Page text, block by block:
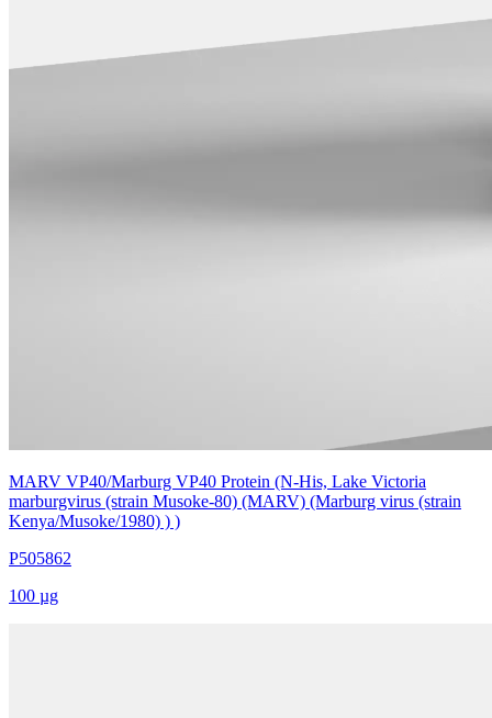
MARV VP40/Marburg VP40 Protein (N-His, Lake Victoria
marburgvirus (strain Musoke-80) (MARV) (Marburg virus (strain
Kenya/Musoke/1980) ) )
P505862
100 µg